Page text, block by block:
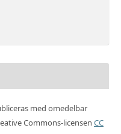
med omedelbar
Commons-licensen CC